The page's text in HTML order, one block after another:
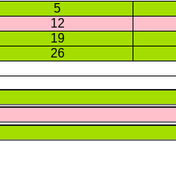
5
12
19
26